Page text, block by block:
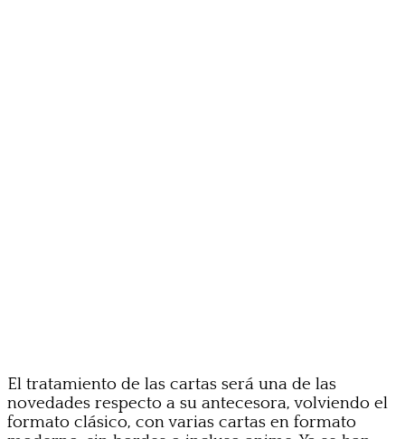
El tratamiento de las cartas será una de las
novedades respecto a su antecesora, volviendo el
formato clásico, con varias cartas en formato